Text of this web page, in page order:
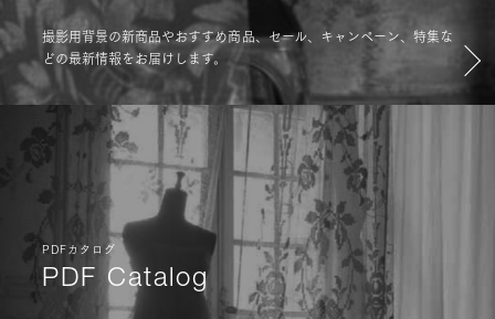
撮影用背景の新商品やおすすめ商品、セール、キャンペーン、特集な
どの最新情報をお届けします。
PDFカタログ
PDF Catalog